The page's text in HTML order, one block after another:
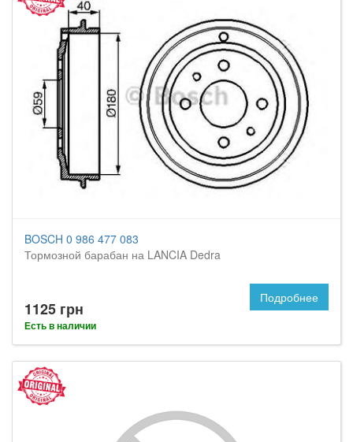
BOSCH 0 986 477 083
Тормозной барабан на LANCIA Dedra
1125 грн
Есть в наличии
Подробнее